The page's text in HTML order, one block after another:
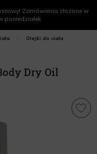
Zamówienia złożone w
poniedziałek
Olejki do ciała
Dry Oil